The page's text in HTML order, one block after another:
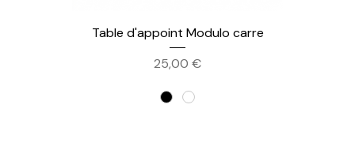
Table d'appoint Modulo carre
Prix
25,00 €